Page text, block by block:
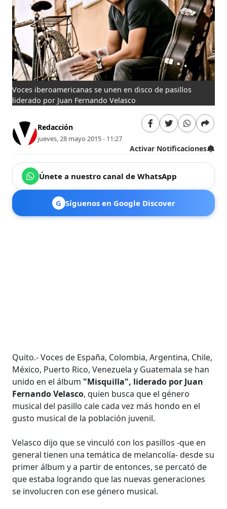
Voces iberoamericanas se unen en disco de pasillos
liderado por Juan Fernando Velasco
Redacción
jueves, 28 mayo 2015 - 11:27
Activar Notificaciones
Únete a nuestro canal de WhatsApp
G Síguenos en Google Discover
Quito.- Voces de España, Colombia, Argentina, Chile,
México, Puerto Rico, Venezuela y Guatemala se han
unido en el álbum "Misquilla", liderado por Juan
Fernando Velasco, quien busca que el género
musical del pasillo cale cada vez más hondo en el
gusto musical de la población juvenil.
Velasco dijo que se vinculó con los pasillos -que en
general tienen una temática de melancolía- desde su
primer álbum y a partir de entonces, se percató de
que estaba logrando que las nuevas generaciones
se involucren con ese género musical.